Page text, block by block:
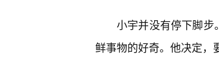
小宇并没有停下脚
鲜事物的好奇。他决定，